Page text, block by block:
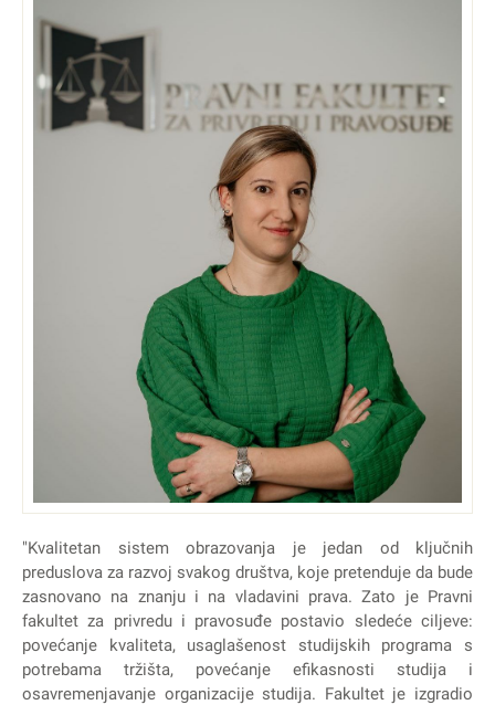
"Kvalitetan sistem obrazovanja je jedan od ključnih
preduslova za razvoj svakog društva, koje pretenduje da bude
zasnovano na znanju i na vladavini prava. Zato je Pravni
fakultet za privredu i pravosuđe postavio sledeće ciljeve:
povećanje kvaliteta, usaglašenost studijskih programa s
potrebama tržišta, povećanje efikasnosti studija i
osavremenjavanje organizacije studija. Fakultet je izgradio